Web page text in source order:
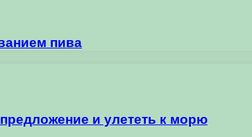
пива
и улететь к морю